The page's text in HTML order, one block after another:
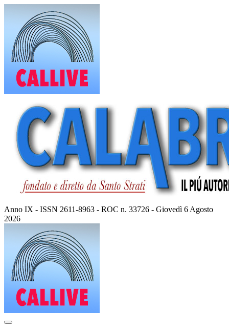
contenuto
Anno IX - ISSN 2611-8963 - ROC n. 33726 - Giovedì 6 Agosto
2026